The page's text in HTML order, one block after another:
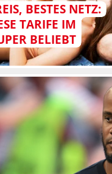
BESTES NETZ:
TARIFE IM
BELIEBT